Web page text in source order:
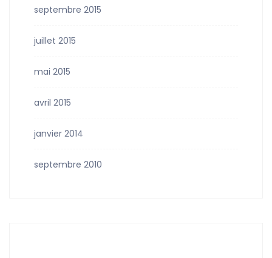
septembre 2015
juillet 2015
mai 2015
avril 2015
janvier 2014
septembre 2010